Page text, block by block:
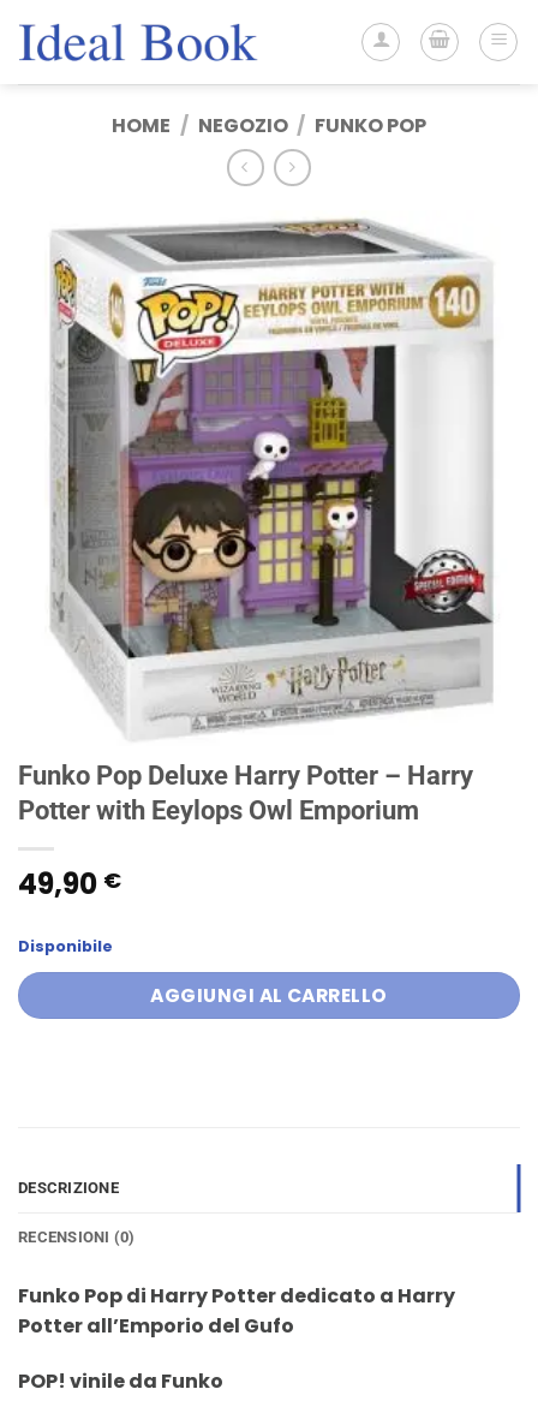
HOME / NEGOZIO / FUNKO POP
Funko Pop Deluxe Harry Potter – Harry
Potter with Eeylops Owl Emporium
49,90 €
Disponibile
AGGIUNGI AL CARRELLO
DESCRIZIONE
RECENSIONI (0)
Funko Pop di Harry Potter dedicato a Harry
Potter all’Emporio del Gufo
POP! vinile da Funko